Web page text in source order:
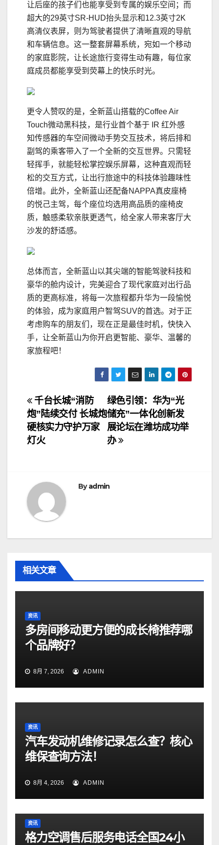
让后座的孩子们也能享受到专属的娱乐空间；而
超大的29英寸SR-HUD抬头显示和12.3英寸2K
高清仪表屏，则为驾驶者提供了清晰直观的导航
和车辆信息。这一整套屏幕系统，宛如一个移动
的家庭影院，让长途旅行变得生动有趣，每位家
庭成员都能享受到荧幕上的快乐时光。
更令人赞叹的是，全新蓝山搭载的Coffee Air
Touch微动黑科技，是行业首个基于 IR 红外感
知传感器的车空间微动手势交互技术，将后排和
副驾的乘客带入了一个全新的交互世界。只需轻
轻挥手，就能轻松掌控娱乐屏幕，这种直观而轻
松的交互方式，让出行旅途中的科技体验趣味性
倍增。此外，全新蓝山还配备NAPPA真皮座椅
的悦己主驾，每个座位均选用高品质的座椅皮
质，触感柔软亲肤更透气，给全家人带来客厅大
沙发的舒适感。
总体而言，全新蓝山以其尖端的智能驾驶科技和
豪华的舱内设计，完美迎合了现代家庭对出行品
质的更高标准，将每一次旅程都升华为一段愉悦
的体验，成为家庭用户智驾SUV的首选。对于正
考虑购车的朋友们，现在正是最佳时机，快快入
手，让全新蓝山为你开启更智能、豪华、温馨的
家旅程吧！
文
章
导
绿色引领：华为“光
储充”一体化创新发
展论坛在潍坊成功举
办
千台长城“消防
炮”陆续交付 长城炮
硬核实力守护万家
灯火
Byadmin
相关文章
资讯
多房间移动更方便的成长椅推荐哪
个品牌好？
8月 7, 2026 ADMIN
资讯
汽车发动机维修记录怎么查？核心
维保查询方法！
8月 4, 2026 ADMIN
资讯
格力空调售后服务电话全国24小